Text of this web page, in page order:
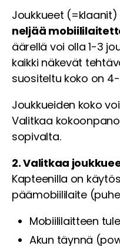
Joukkueet
neljää
äärellä voi olla 1-3
kaikki näkevät
suositeltu koko on
Joukkueiden koko
Valitkaa
sopivalta.
2. Valitkaa
Kapteenilla on
päämobiililaite
Mobiililaitteen
Akun täynnä